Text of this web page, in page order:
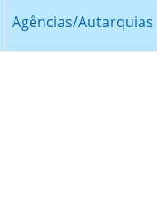
Agências/Autarquias